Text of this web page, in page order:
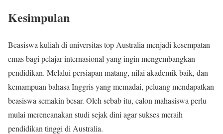
Kesimpulan
Beasiswa kuliah di universitas top Australia menjadi kesempatan
emas bagi pelajar internasional yang ingin mengembangkan
pendidikan. Melalui persiapan matang, nilai akademik baik, dan
kemampuan bahasa Inggris yang memadai, peluang mendapatkan
beasiswa semakin besar. Oleh sebab itu, calon mahasiswa perlu
mulai merencanakan studi sejak dini agar sukses meraih
pendidikan tinggi di Australia.